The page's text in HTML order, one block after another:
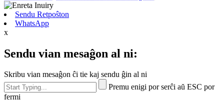
Sendu Retpoŝton
WhatsApp
x
Sendu vian mesaĝon al ni:
Skribu vian mesaĝon ĉi tie kaj sendu ĝin al ni
Premu enigi por serĉi aŭ ESC por
fermi